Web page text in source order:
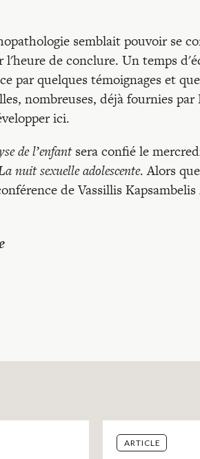
semblait pouvoir se
de conclure. Un temps
par quelques témoignages et
nombreuses, déjà fournies
ici.
de l’enfantsera confié le
nuit sexuelle adolescente. Alors
de Vassillis Kapsambelis
ARTICLE